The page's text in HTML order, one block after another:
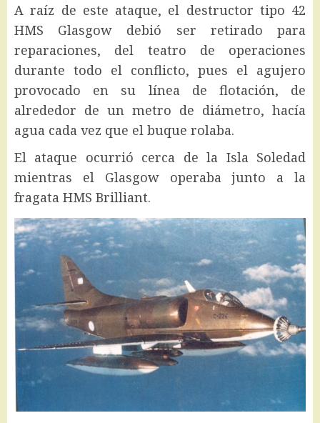
A raíz de este ataque, el destructor tipo 42
HMS Glasgow debió ser retirado para
reparaciones, del teatro de operaciones
durante todo el conflicto, pues el agujero
provocado en su línea de flotación, de
alrededor de un metro de diámetro, hacía
agua cada vez que el buque rolaba.
El ataque ocurrió cerca de la Isla Soledad
mientras el Glasgow operaba junto a la
fragata HMS Brilliant.